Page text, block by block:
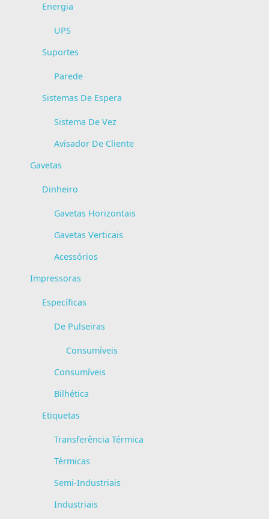
Energia
UPS
Suportes
Parede
Sistemas De Espera
Sistema De Vez
Avisador De Cliente
Gavetas
Dinheiro
Gavetas Horizontais
Gavetas Verticais
Acessórios
Impressoras
Específicas
De Pulseiras
Consumíveis
Consumíveis
Bilhética
Etiquetas
Transferência Térmica
Térmicas
Semi-Industriais
Industriais